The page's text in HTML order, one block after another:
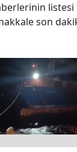
son